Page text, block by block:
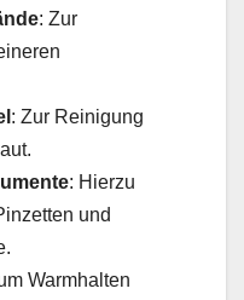
: Zur
: Zur Reinigung
: Hierzu
und
Warmhalten